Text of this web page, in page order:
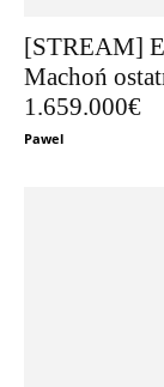
[STREAM]
Machoń
1.659.000€
Pawel